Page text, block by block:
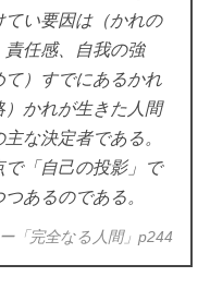
てい要因は（かれの
責任感、自我の強
）すでにあるかれ
かれが生きた人間
な決定者である。
で「自己の投影」で
あるのである。
「完全なる人間」p244